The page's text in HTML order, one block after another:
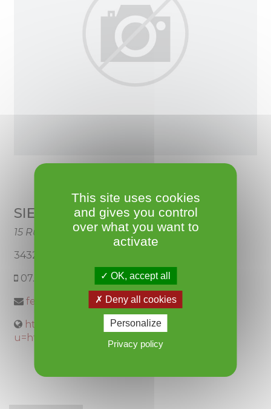
SIEGLER Loic
15 Rue de l'église
34320 ROUJAN
07.88.86.07.91
fenix.tattoo.st@gmail.com
https://l.facebook.com/l.php?
u=https%3A%2F%2Fww...
This site uses cookies
and gives you control
over what you want to
activate
OK, accept all
Deny all cookies
Personalize
Privacy policy